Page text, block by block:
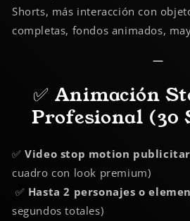
Shorts, más interacción con
completas, fondos animados,
—
✅ Animación
Profesional (30
✅Video stop motion
cuadro con look premium)
✅ Hasta 2 personajes o
segundos totales)